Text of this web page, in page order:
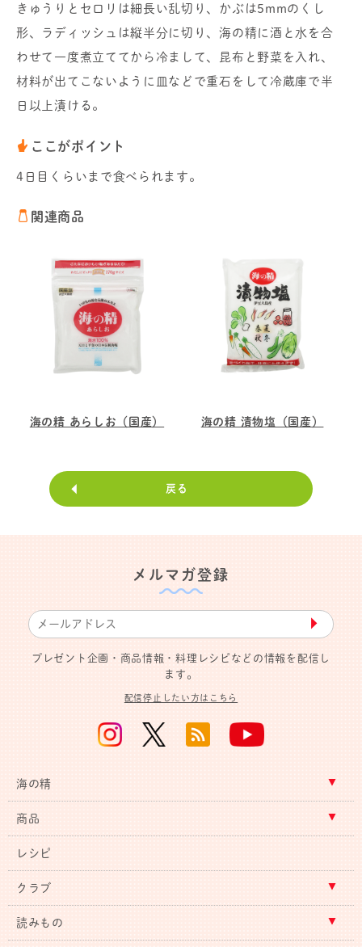
きゅうりとセロリは細長い乱切り、かぶは5mmのくし
形、ラディッシュは縦半分に切り、海の精に酒と水を合
わせて一度煮立ててから冷まして、昆布と野菜を入れ、
材料が出てこないように皿などで重石をして冷蔵庫で半
日以上漬ける。
ここがポイント
4日目くらいまで食べられます。
関連商品
海の精 あらしお（国産） 海の精 漬物塩（国産）
戻る
メルマガ登録
▶︎
プレゼント企画・商品情報・料理レシピなどの情報を配信し
ます。
配信停止したい方はこちら
海の精
商品
レシピ
クラブ
読みもの